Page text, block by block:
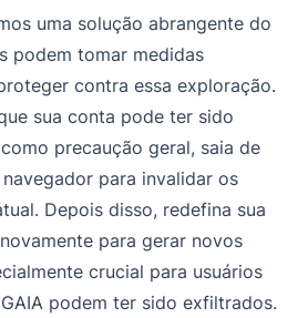
uma solução abrangente do
podem tomar medidas
contra essa exploração.
sua conta pode ter sido
precaução geral, saia de
para invalidar os
Depois disso, redefina sua
para gerar novos
crucial para usuários
podem ter sido exfiltrados.